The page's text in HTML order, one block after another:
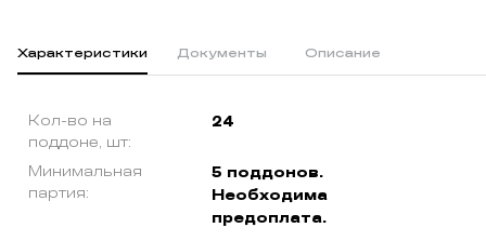
Характеристики Документы Описание
Кол-во на
поддоне, шт:
24
Минимальная
партия:
5 поддонов.
Необходима
предоплата.